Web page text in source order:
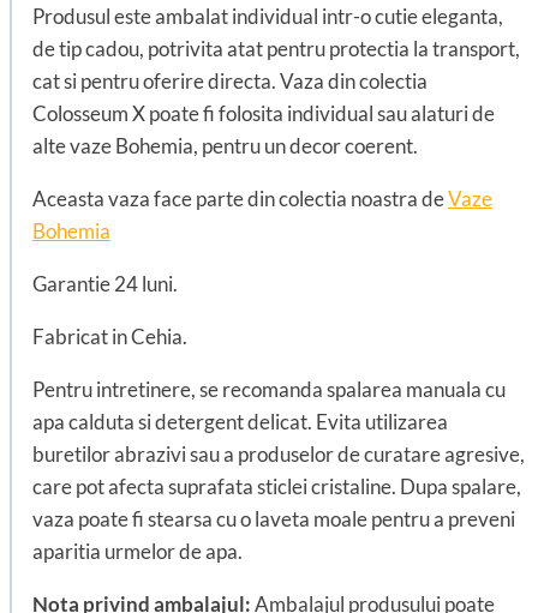
Produsul este ambalat individual intr-o cutie eleganta,
de tip cadou, potrivita atat pentru protectia la transport,
cat si pentru oferire directa. Vaza din colectia
Colosseum X poate fi folosita individual sau alaturi de
alte vaze Bohemia, pentru un decor coerent.
Aceasta vaza face parte din colectia noastra deVaze
Bohemia
Garantie 24 luni.
Fabricat in Cehia.
Pentru intretinere, se recomanda spalarea manuala cu
apa calduta si detergent delicat. Evita utilizarea
buretilor abrazivi sau a produselor de curatare agresive,
care pot afecta suprafata sticlei cristaline. Dupa spalare,
vaza poate fi stearsa cu o laveta moale pentru a preveni
aparitia urmelor de apa.
Nota privind ambalajul:Ambalajul produsului poate